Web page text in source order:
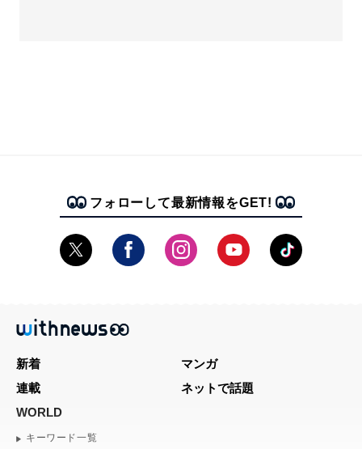
フォローして最新情報をGET!
新着
マンガ
連載
ネットで話題
WORLD
キーワード一覧